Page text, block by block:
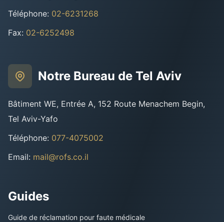
Téléphone: 02-6231268
Fax: 02-6252498
Notre Bureau de Tel Aviv
Bâtiment WE, Entrée A, 152 Route Menachem Begin,
Tel Aviv-Yafo
Téléphone: 077-4075002
Email: mail@rofs.co.il
Guides
Guide de réclamation pour faute médicale